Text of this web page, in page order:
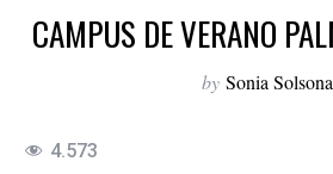
CAMPUS DE VERANO
by Sonia Solsona
4.573